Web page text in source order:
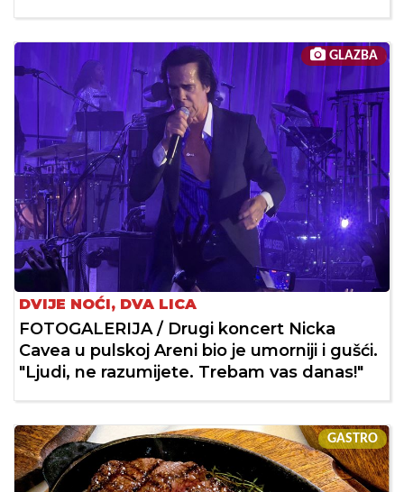
GLAZBA
DVIJE NOĆI, DVA LICA
FOTOGALERIJA / Drugi koncert Nicka
Cavea u pulskoj Areni bio je umorniji i gušći.
"Ljudi, ne razumijete. Trebam vas danas!"
GASTRO